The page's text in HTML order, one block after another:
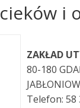
i
ZAKŁAD
80-180
Telefon: 58